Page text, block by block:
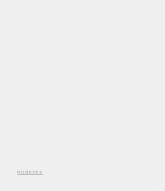
hirdetés